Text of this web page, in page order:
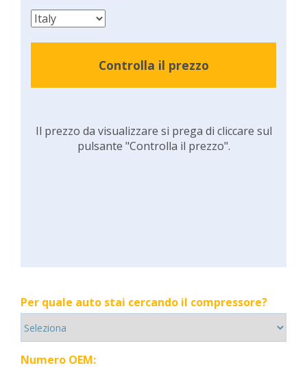
Controlla il prezzo
Il prezzo da visualizzare si prega di cliccare sul
pulsante "Controlla il prezzo".
Per quale auto stai cercando il compressore?
Numero OEM: